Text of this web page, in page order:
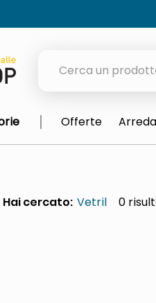
meme
Offerte
Hai cercato: Vetril 0